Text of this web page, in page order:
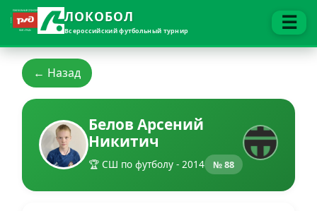
ЛОКОБОЛ
Всероссийский футбольный турнир ☰
← Назад
Белов Арсений
Никитич
🏆 СШ по футболу - 2014 № 88